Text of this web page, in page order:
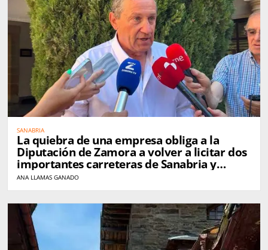
SANABRIA
La quiebra de una empresa obliga a la
Diputación de Zamora a volver a licitar dos
importantes carreteras de Sanabria y
Carballeda
ANA LLAMAS GANADO